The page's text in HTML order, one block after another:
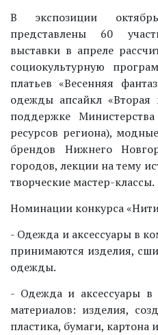
В экспозиции
представлены 60
выставки в апреле
социокультурную
платьев «Весенняя
одежды апсайкл
поддержке
ресурсов региона),
брендов Нижнего
городов, лекции на тему
творческие мастер-классы.
Номинации конкурса
- Одежда и аксессуары в
принимаются изделия,
одежды.
- Одежда и аксессуары в
материалов: изделия,
пластика, бумаги, картона